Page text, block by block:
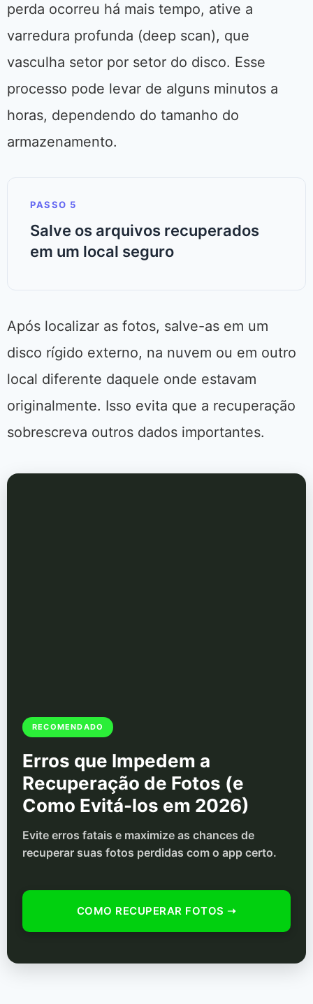
perda ocorreu há mais tempo, ative a
varredura profunda (deep scan), que
vasculha setor por setor do disco. Esse
processo pode levar de alguns minutos a
horas, dependendo do tamanho do
armazenamento.
PASSO 5
Salve os arquivos recuperados
em um local seguro
Após localizar as fotos, salve-as em um
disco rígido externo, na nuvem ou em outro
local diferente daquele onde estavam
originalmente. Isso evita que a recuperação
sobrescreva outros dados importantes.
RECOMENDADO
Erros que Impedem a
Recuperação de Fotos (e
Como Evitá-los em 2026)
Evite erros fatais e maximize as chances de
recuperar suas fotos perdidas com o app certo.
COMO RECUPERAR FOTOS ➝